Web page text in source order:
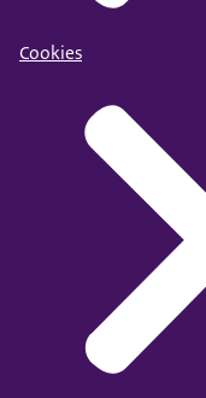
Cookies